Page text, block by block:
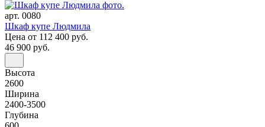
арт. 0080
Шкаф купе Людмила
Цена от 112 400 руб.
46 900 руб.
Высота
2600
Ширина
2400-3500
Глубина